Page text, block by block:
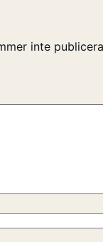
inte